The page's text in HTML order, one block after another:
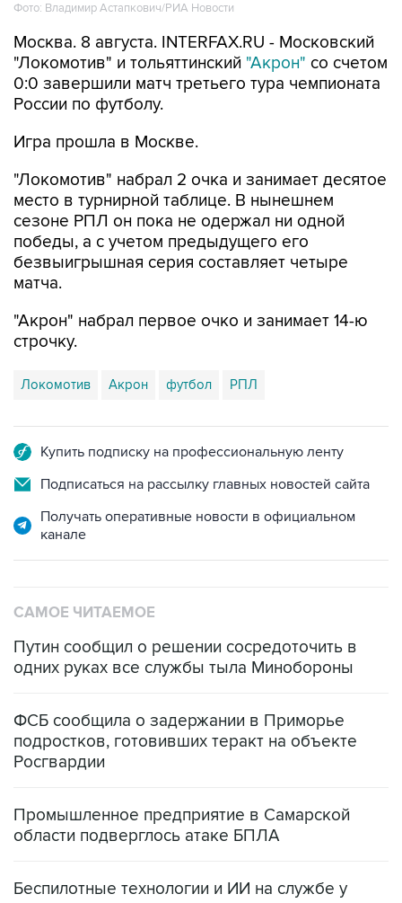
Фото: Владимир Астапкович/РИА Новости
Москва. 8 августа. INTERFAX.RU - Московский
"Локомотив" и тольяттинский "Акрон" со счетом
0:0 завершили матч третьего тура чемпионата
России по футболу.
Игра прошла в Москве.
"Локомотив" набрал 2 очка и занимает десятое
место в турнирной таблице. В нынешнем
сезоне РПЛ он пока не одержал ни одной
победы, а с учетом предыдущего его
безвыигрышная серия составляет четыре
матча.
"Акрон" набрал первое очко и занимает 14-ю
строчку.
Локомотив Акрон футбол РПЛ
Купить подписку на профессиональную ленту
Подписаться на рассылку главных новостей сайта
Получать оперативные новости в официальном
канале
САМОЕ ЧИТАЕМОЕ
Путин сообщил о решении сосредоточить в
одних руках все службы тыла Минобороны
ФСБ сообщила о задержании в Приморье
подростков, готовивших теракт на объекте
Росгвардии
Промышленное предприятие в Самарской
области подверглось атаке БПЛА
Беспилотные технологии и ИИ на службе у